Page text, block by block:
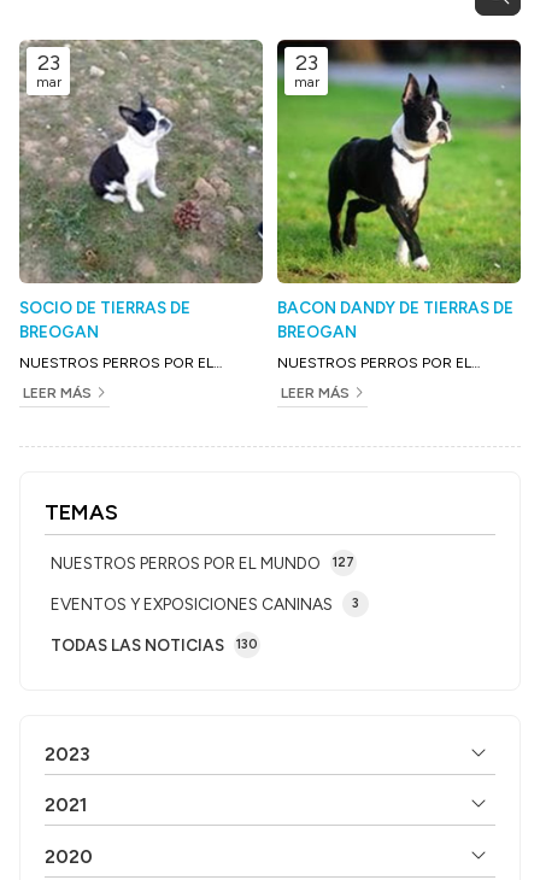
TEMAS
TODAS LAS NOTICIAS 130
NUESTROS PERROS POR EL MUNDO 127
EVENTOS Y EXPOSICIONES CANINAS 3
23
mar
SOCIO DE TIERRAS DE
BREOGAN
NUESTROS PERROS POR EL
LEER MÁS
23
mar
BACON DANDY DE TIERRAS DE
BREOGAN
NUESTROS PERROS POR EL
LEER MÁS
2023
2021
2020